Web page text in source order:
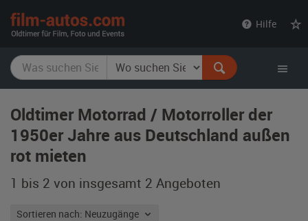
Hilfe
Oldtimer Motorrad / Motorroller der
1950er Jahre aus Deutschland außen
rot mieten
1 bis 2 von insgesamt 2 Angeboten
Sortieren nach: Neuzugänge